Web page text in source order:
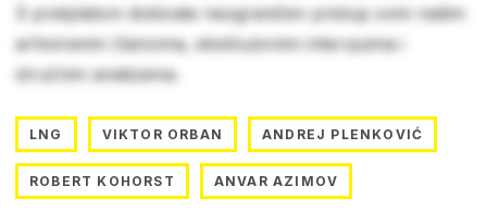
S pretplatom dobivate neograničen pristup svim našim
arhiviranim člancima, ekskluzivnim intervjuima i
stručnim analizama.
LNG VIKTOR ORBAN ANDREJ PLENKOVIĆ
ROBERT KOHORST ANVAR AZIMOV